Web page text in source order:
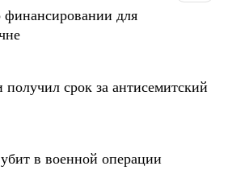
финансировании для
срок за антисемитский
в военной операции